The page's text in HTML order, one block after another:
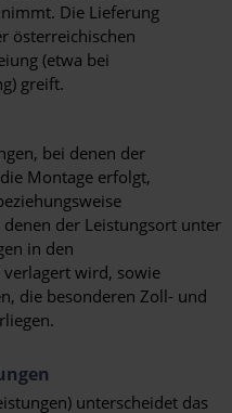
Die Lieferung
österreichischen
(etwa bei
greift.
bei denen der
Montage erfolgt,
der Leistungsort unter
in den
wird, sowie
die besonderen Zoll- und
unterscheidet das